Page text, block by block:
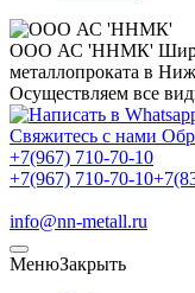
ООО АС 'ННМК'
металлопроката в
Осуществляем все
Свяжитесь с нами
+7(967) 710-70-10
+7(967) 710-70-10
info@nn-metall.ru
МенюЗакрыть